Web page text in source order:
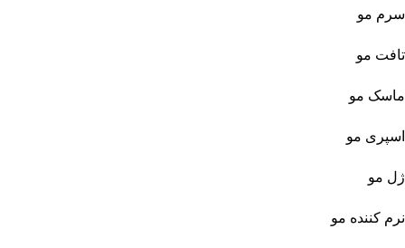
سرم مو
تافت مو
ماسک مو
اسپری مو
ژل مو
نرم کننده مو